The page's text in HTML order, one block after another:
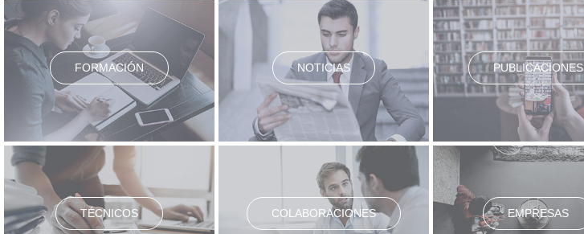
FORMACIÓN NOTICIAS PUBLICACIONES
TÉCNICOS COLABORACIONES EMPRESAS